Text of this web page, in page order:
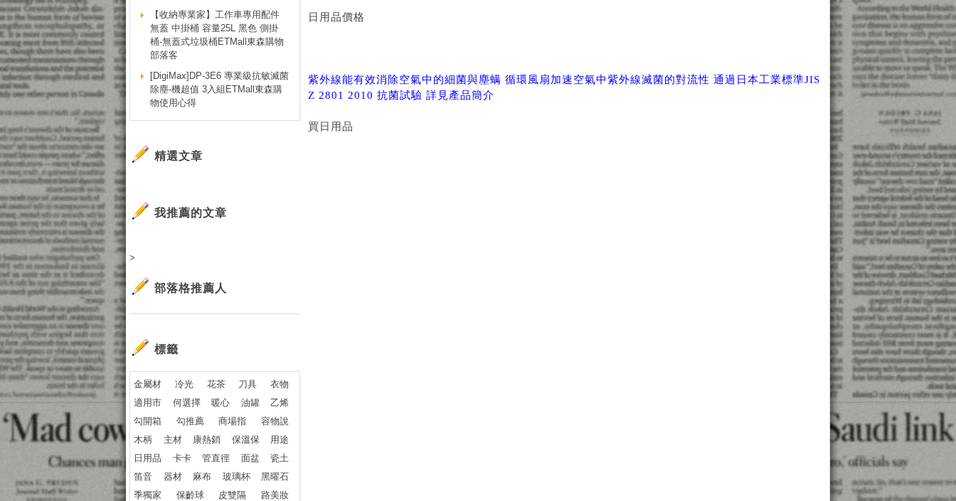
日用品價格
紫外線能有效消除空氣中的細菌與塵螨 循環風扇加速空氣中紫外線滅菌的對流性 通過日本工業標準JIS
Z 2801 2010 抗菌試驗 詳見產品簡介
買日用品
【收納專業家】工作車專用配件
無蓋 中掛桶 容量25L 黑色 側掛
桶-無蓋式垃圾桶ETMall東森購物
部落客
[DigiMax]DP-3E6 專業級抗敏滅菌
除塵-機超值 3入組ETMall東森購
物使用心得
精選文章
我推薦的文章
>
部落格推薦人
標籤
金屬材 冷光 花茶 刀具
衣物
適用市
何選擇 暖心 油罐
乙烯
勾開箱
勾推薦 商場指
容物說
木柄
主材 康熱銷 保溫保
用途
日用品
卡卡 管直徑 面盆
瓷土
笛音
器材 麻布 玻璃杯
黑曜石
季獨家
保齡球 皮雙隔
路美妝